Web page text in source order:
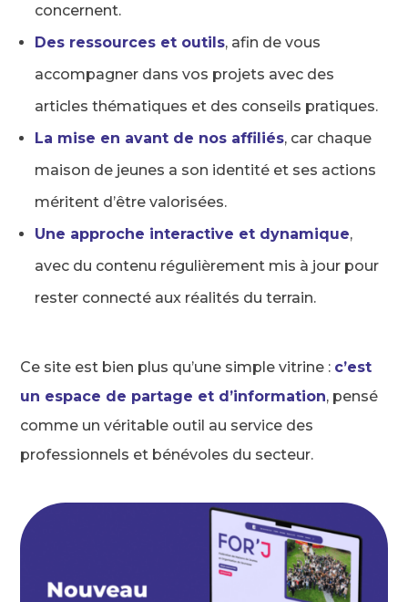
concernent.
Des ressources et outils, afin de vous
accompagner dans vos projets avec des
articles thématiques et des conseils pratiques.
La mise en avant de nos affiliés, car chaque
maison de jeunes a son identité et ses actions
méritent d’être valorisées.
Une approche interactive et dynamique,
avec du contenu régulièrement mis à jour pour
rester connecté aux réalités du terrain.
Ce site est bien plus qu’une simple vitrine : c’est
un espace de partage et d’information, pensé
comme un véritable outil au service des
professionnels et bénévoles du secteur.